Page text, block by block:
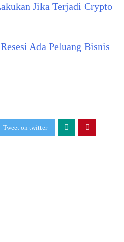
Jika Terjadi Crypto
Ada Peluang Bisnis
Tweet on twitter